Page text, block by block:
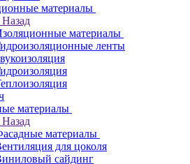
материалы
Назад
материалы
ленты
материалы
Назад
материалы
для цоколя
сайдинг